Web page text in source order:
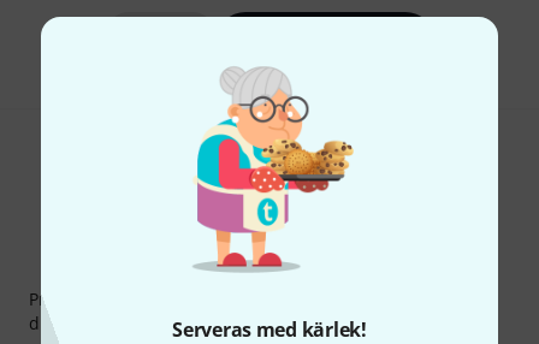
Serveras med kärlek!
Thomann nyhetsbrev
Prenumererar på Thomanns Nyhetsbrev på engelska och
du kan med lite tur vinna en50 kupongvärd